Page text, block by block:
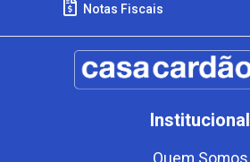
Notas Fiscais
Institucional
Quem Somos